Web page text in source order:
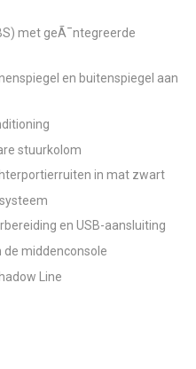
met geÃ¯ntegreerde
en buitenspiegel aan
stuurkolom
in mat zwart
en USB-aansluiting
de middenconsole
Line